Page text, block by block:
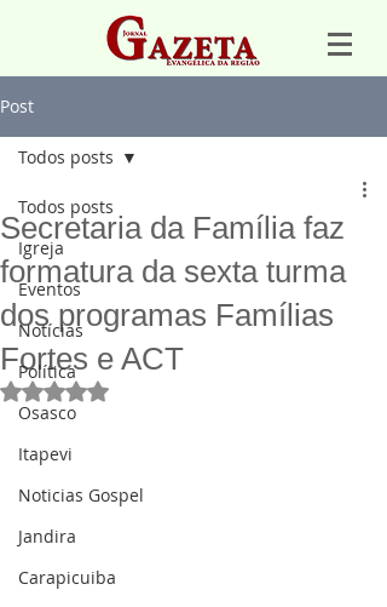
Post
Todos posts
Igreja
Eventos
Notícias
Política
Osasco
Itapevi
Noticias Gospel
Jandira
Carapicuiba
Todos posts
Secretaria da Família faz
formatura da sexta turma
dos programas Famílias
Fortes e ACT
Avaliado com NaN de 5 estrelas.